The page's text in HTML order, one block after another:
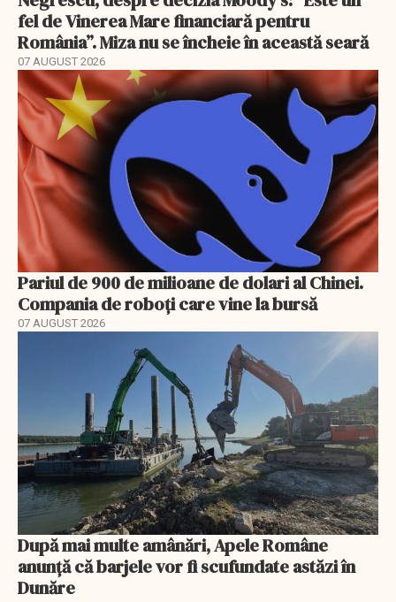
fel de Vinerea Mare financiară pentru
România”. Miza nu se încheie în această seară
07 AUGUST 2026
Pariul de 900 de milioane de dolari al Chinei.
Compania de roboți care vine la bursă
07 AUGUST 2026
După mai multe amânări, Apele Române
anunță că barjele vor fi scufundate astăzi în
Dunăre